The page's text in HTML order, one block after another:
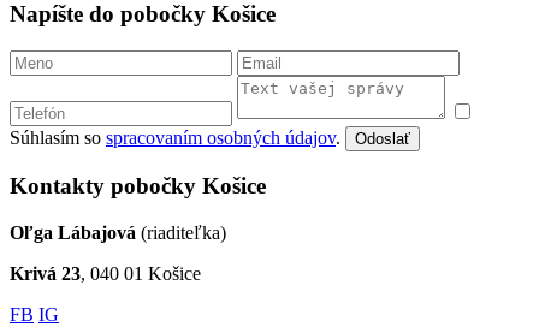
Napíšte do pobočky Košice
Súhlasím so spracovaním osobných údajov. Odoslať
Kontakty pobočky Košice
Oľga Lábajová (riaditeľka)
Krivá 23, 040 01 Košice
FB IG